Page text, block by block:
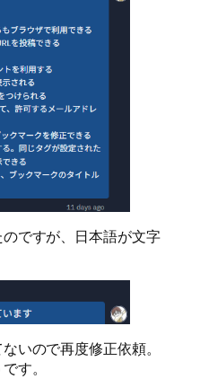
ですが、日本語が文字
いので再度修正依頼。
す。